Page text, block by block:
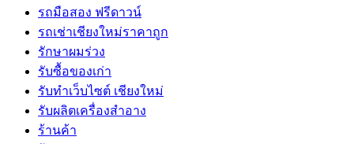
รถมือสอง ฟรีดาวน์
รถเช่าเชียงใหม่ราคาถูก
รักษาผมร่วง
รับซื้อของเก่า
รับทำเว็บไซต์ เชียงใหม่
รับผลิตเครื่องสำอาง
ร้านค้า